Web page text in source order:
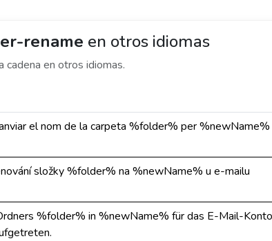
rename en otros idiomas
cadena en otros idiomas.
el nom de la carpeta %folder% per %newName%
složky %folder% na %newName% u e-mailu
%folder% in %newName% für das E-Mail-Konto